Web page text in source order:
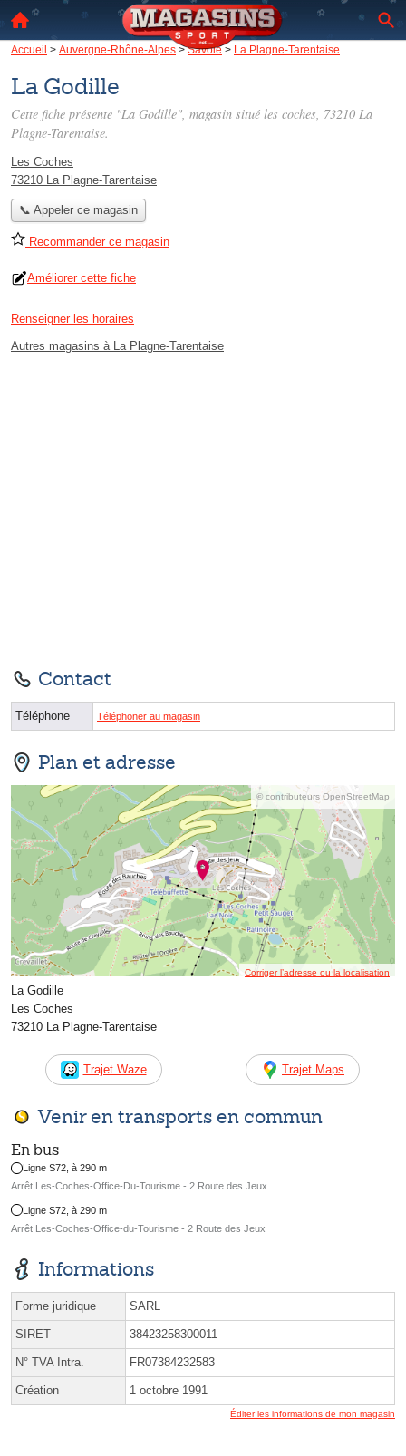
Accueil > Auvergne-Rhône-Alpes >Savoie> La Plagne-Tarentaise
La Godille
Cette fiche présente "La Godille", magasin situé les coches, 73210 La
Plagne-Tarentaise.
Les Coches
73210 La Plagne-Tarentaise
📞 Appeler ce magasin
Recommander ce magasin
Améliorer cette fiche
Renseigner les horaires
Autres magasins à La Plagne-Tarentaise
Contact
Téléphone Téléphoner au magasin
Plan et adresse
© contributeurs OpenStreetMap
Corriger l’adresse ou la localisation
La Godille
Les Coches
73210 La Plagne-Tarentaise
Trajet Waze Trajet Maps
Venir en transports en commun
En bus
Ligne S72, à 290 m
Arrêt Les-Coches-Office-Du-Tourisme - 2 Route des Jeux
Ligne S72, à 290 m
Arrêt Les-Coches-Office-du-Tourisme - 2 Route des Jeux
Informations
Forme juridique SARL
SIRET 38423258300011
N° TVA Intra. FR07384232583
Création 1 octobre 1991
Éditer les informations de mon magasin